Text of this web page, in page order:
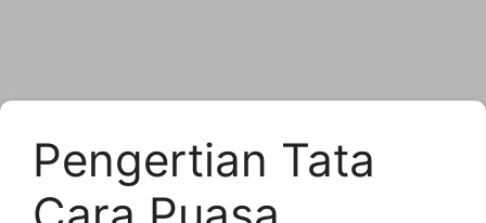
Pengertian Tata